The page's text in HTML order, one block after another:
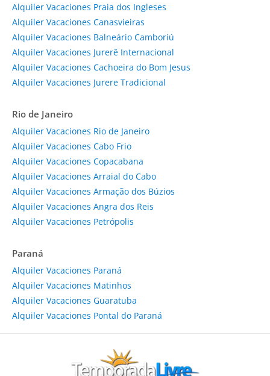
Alquiler Vacaciones Praia dos Ingleses
Alquiler Vacaciones Canasvieiras
Alquiler Vacaciones Balneário Camboriú
Alquiler Vacaciones Jurerê Internacional
Alquiler Vacaciones Cachoeira do Bom Jesus
Alquiler Vacaciones Jurere Tradicional
Rio de Janeiro
Alquiler Vacaciones Rio de Janeiro
Alquiler Vacaciones Cabo Frio
Alquiler Vacaciones Copacabana
Alquiler Vacaciones Arraial do Cabo
Alquiler Vacaciones Armação dos Búzios
Alquiler Vacaciones Angra dos Reis
Alquiler Vacaciones Petrópolis
Paraná
Alquiler Vacaciones Paraná
Alquiler Vacaciones Matinhos
Alquiler Vacaciones Guaratuba
Alquiler Vacaciones Pontal do Paraná